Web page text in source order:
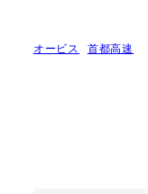
オービス 首都高速